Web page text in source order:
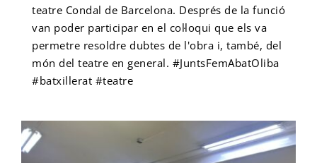
teatre Condal de Barcelona. Després de la funció
van poder participar en el col·loqui que els va
permetre resoldre dubtes de l'obra i, també, del
món del teatre en general. #JuntsFemAbatOliba
#batxillerat #teatre